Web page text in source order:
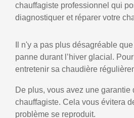
chauffagiste professionnel qui
diagnostiquer et réparer votre
Il n'y a pas plus désagréable
panne durant l’hiver glacial.
entretenir sa chaudière
De plus, vous avez une
chauffagiste. Cela vous évitera
problème se reproduit.